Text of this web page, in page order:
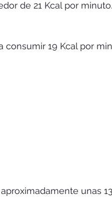
de 21 Kcal por
consumir 19 Kcal por
unas